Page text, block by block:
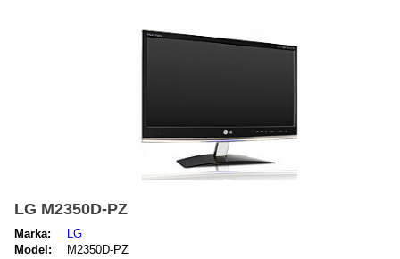
LG M2350D-PZ
Marka:
LG
Model:
M2350D-PZ